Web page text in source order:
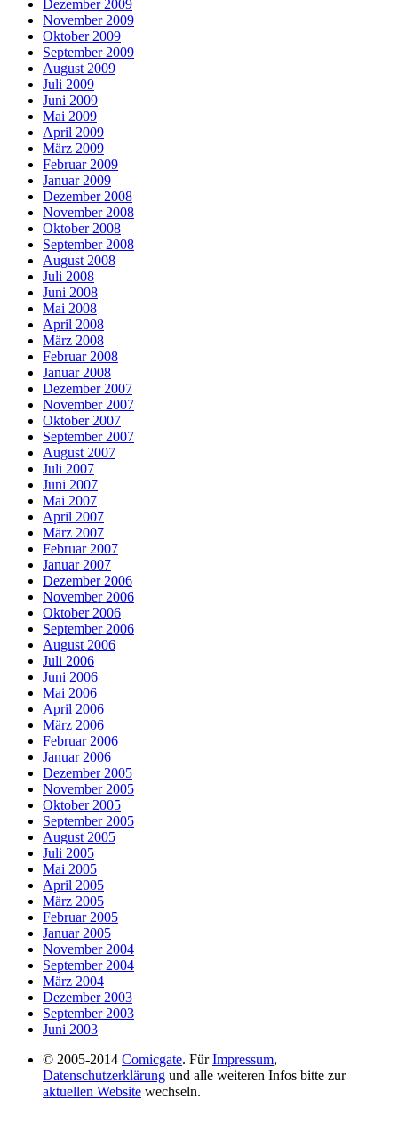
Dezember 2009
November 2009
Oktober 2009
September 2009
August 2009
Juli 2009
Juni 2009
Mai 2009
April 2009
März 2009
Februar 2009
Januar 2009
Dezember 2008
November 2008
Oktober 2008
September 2008
August 2008
Juli 2008
Juni 2008
Mai 2008
April 2008
März 2008
Februar 2008
Januar 2008
Dezember 2007
November 2007
Oktober 2007
September 2007
August 2007
Juli 2007
Juni 2007
Mai 2007
April 2007
März 2007
Februar 2007
Januar 2007
Dezember 2006
November 2006
Oktober 2006
September 2006
August 2006
Juli 2006
Juni 2006
Mai 2006
April 2006
März 2006
Februar 2006
Januar 2006
Dezember 2005
November 2005
Oktober 2005
September 2005
August 2005
Juli 2005
Mai 2005
April 2005
März 2005
Februar 2005
Januar 2005
November 2004
September 2004
März 2004
Dezember 2003
September 2003
Juni 2003
© 2005-2014 Comicgate. FürImpressum,
Datenschutzerklärung und alle weiteren Infos bitte zur
aktuellen Website wechseln.